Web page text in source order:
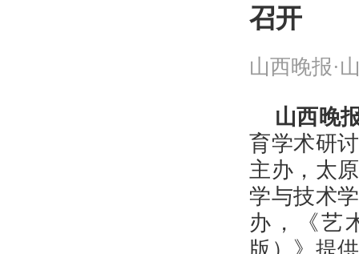
财经
市县
公益
作文
投资山西
健康
辟谣
美食
山河视频
旅游
精选
读图
召开
山西晚报·
山西晚
育学术研
主办，太
学与技术
办，《艺
版）》提